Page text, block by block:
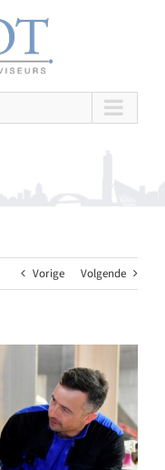
Vorige Volgende